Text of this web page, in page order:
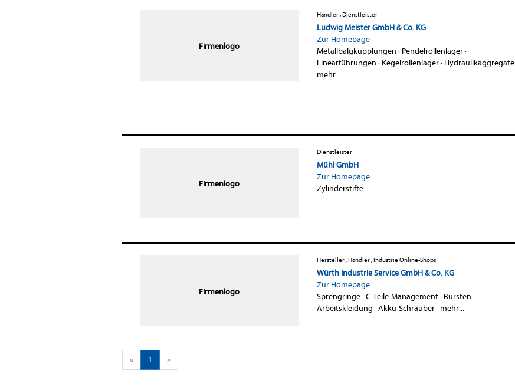
Firmenlogo
Händler , Dienstleister
Ludwig Meister GmbH & Co. KG
Zur Homepage
Metallbalgkupplungen · Pendelrollenlager·
Linearführungen · Kegelrollenlager· Hydraulikaggregate
mehr...
Firmenlogo
Dienstleister
Mühl GmbH
Zur Homepage
Zylinderstifte·
Firmenlogo
Hersteller , Händler , Industrie Online-Shops
Würth Industrie Service GmbH & Co. KG
Zur Homepage
Sprengringe·C-Teile-Management· Bürsten ·
Arbeitskleidung ·Akku-Schrauber· mehr...
« 1 »